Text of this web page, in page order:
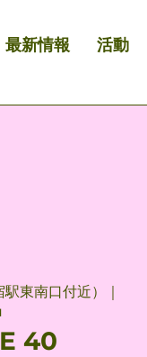
最新情報 活動
東南口付近）｜
40